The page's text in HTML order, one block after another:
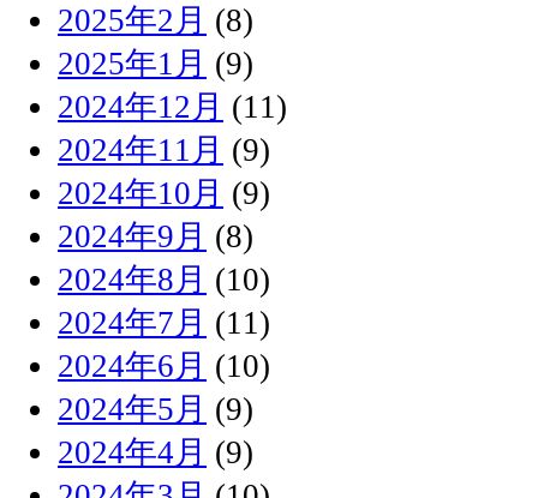
2025年2月 (8)
2025年1月 (9)
2024年12月 (11)
2024年11月 (9)
2024年10月 (9)
2024年9月 (8)
2024年8月 (10)
2024年7月 (11)
2024年6月 (10)
2024年5月 (9)
2024年4月 (9)